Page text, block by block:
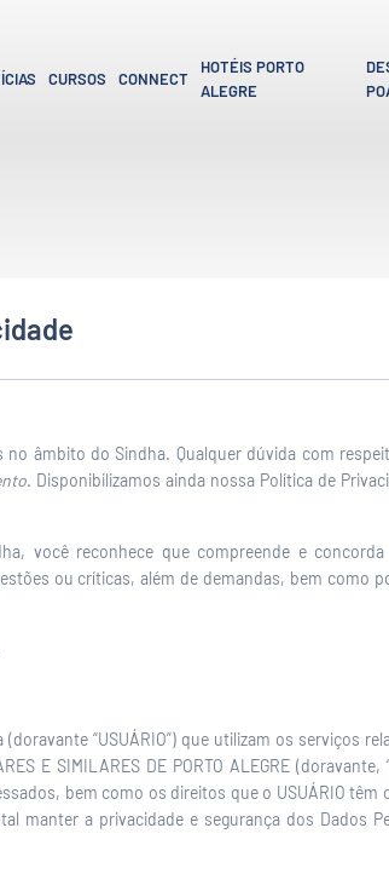
CURSOS CONNECT
HOTÉIS PORTO
ALEGRE
âmbito do Sindha. Qualquer dúvida com
. Disponibilizamos ainda nossa Política de
você reconhece que compreende e
ou críticas, além de demandas, bem como
“USUÁRIO”) que utilizam os serviços
E SIMILARES DE PORTO ALEGRE (doravante,
bem como os direitos que o USUÁRIO têm
manter a privacidade e segurança dos Dados